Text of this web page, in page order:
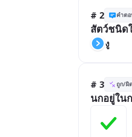
# 2 คำต
สัตว์ชนิด
งู
# 3 ถูก/ผิ
นกอยู่ใน